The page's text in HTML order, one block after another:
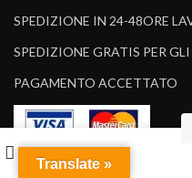
SPEDIZIONE IN 24-48ORE
SPEDIZIONE GRATIS PER
PAGAMENTO ACCETTATO
Translate »
Wishlist